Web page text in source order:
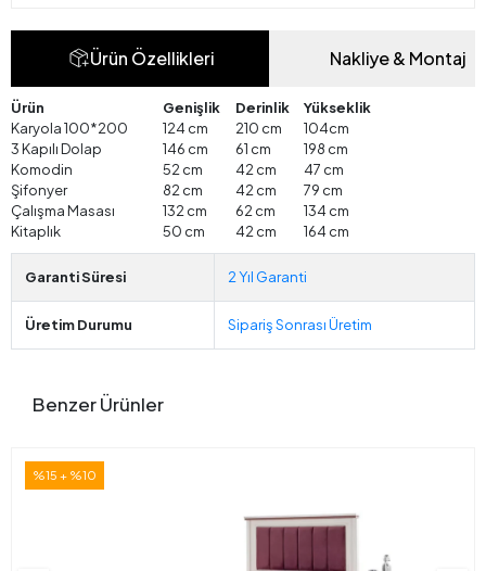
Ürün Özellikleri Nakliye & Montaj
Ürün Genişlik Derinlik
Yükseklik
Karyola 100*200
124 cm 210 cm
104cm
3 Kapılı Dolap
146 cm 61 cm
198 cm
Komodin
52 cm 42 cm
47 cm
Şifonyer
82 cm 42 cm
79 cm
Çalışma Masası
132 cm 62 cm
134 cm
Kitaplık
50 cm 42 cm 164 cm
Garanti Süresi 2 Yıl Garanti
Üretim Durumu Sipariş Sonrası Üretim
Benzer Ürünler
%15 + %10